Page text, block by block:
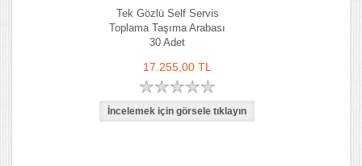
Tek Gözlü Self Servis
Toplama Taşıma Arabası
30 Adet
17.255,00 TL